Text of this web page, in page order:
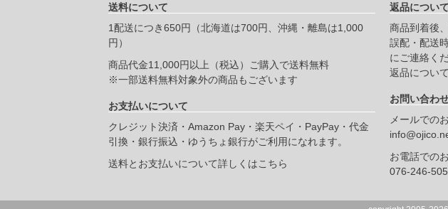
送料について
1配送につき650円（北海道は700円、沖縄・離島は1,000
円）
商品代金11,000円以上（税込）ご購入で送料無料
※一部送料無料対象外の商品もございます
お支払いについて
クレジット決済・Amazon Pay・楽天ペイ・PayPay・代金
引換・銀行振込・ゆうちょ銀行がご利用になれます。
送料とお支払いについて詳しくはこちら
返品について
商品到着後
誤配・配送
にご連絡く
返品につい
お問い合わ
メールでの
お電話での
076-246-